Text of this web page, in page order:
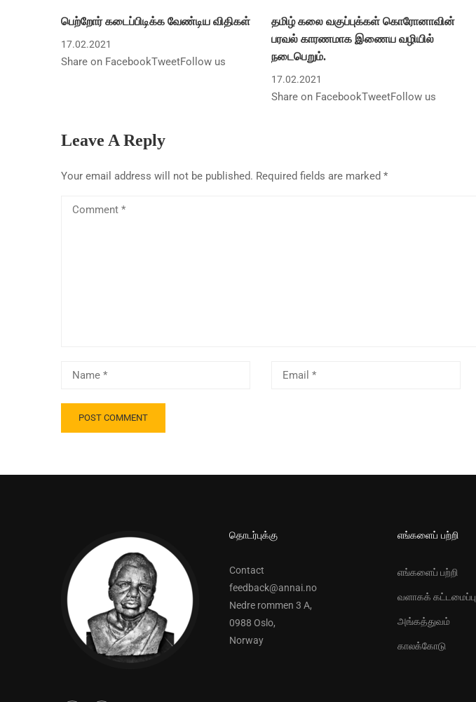
பெற்றோர் கடைப்பிடிக்க வேண்டிய விதிகள்
17.02.2021
Share on FacebookTweetFollow us
தமிழ் கலை வகுப்புக்கள் கொரோனாவின்
பரவல் காரணமாக இணைய வழியில்
நடைபெறும்.
17.02.2021
Share on FacebookTweetFollow us
Leave A Reply
Your email address will not be published. Required fields are marked *
தொடர்புக்கு
Contact
feedback@annai.no
Nedre rommen 3 A,
0988 Oslo,
Norway
எங்களைப் பற்றி
எங்களைப் பற்றி
வளாகக் கட்டமைப்பு
அங்கத்துவம்
காலக்கோடு